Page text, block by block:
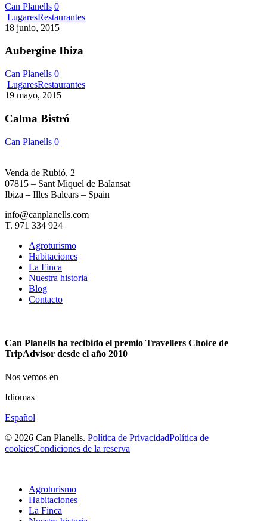
Can Planells 0
LugaresRestaurantesAubergine
18 junio, 2015
Aubergine Ibiza
Can Planells 0
LugaresRestaurantesCalma
19 mayo, 2015
Calma Bistró
Can Planells 0
Venda de Rubió, 2
07815 – Sant Miquel de Balansat
Ibiza – Illes Balears – Spain
info@canplanells.com
T. 971 334 924
Agroturismo
Habitaciones
La Finca
Nuestra historia
Blog
Contacto
Can Planells ha recibido el premio Travellers Choice de
TripAdvisor desde el año 2010
Nos vemos en
Idiomas
Español
© 2026 Can Planells. Política de PrivacidadPolítica de
cookiesCondiciones de la reserva
Agroturismo
Habitaciones
La Finca